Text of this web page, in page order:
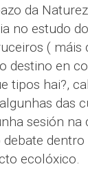
da
no estudo
( máis
destino en
tipos hai?,
das
sesión na
ecolóxico.